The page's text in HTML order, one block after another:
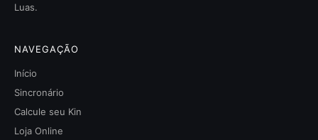
Luas.
NAVEGAÇÃO
Início
Sincronário
Calcule seu Kin
Loja Online